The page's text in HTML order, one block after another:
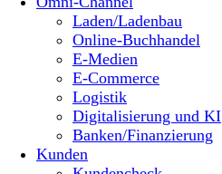
Laden/Ladenbau
Online-Buchhandel
E-Medien
E-Commerce
Logistik
Digitalisierung und KI
Banken/Finanzierung
Kunden